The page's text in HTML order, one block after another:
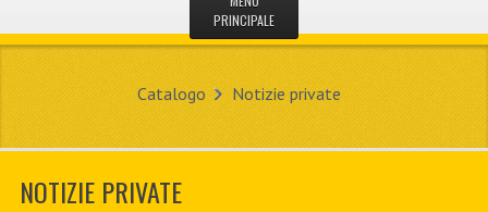
PRINCIPALE
IL MIO CONTO
Catalogo Notizie private
NOTIZIE PRIVATE